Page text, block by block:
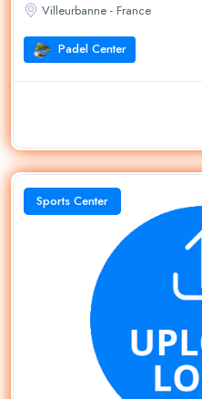
Villeurbanne - France
Padel Center
Sports Center